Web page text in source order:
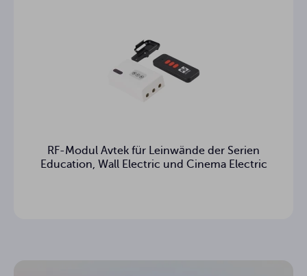
RF-Modul Avtek für Leinwände der Serien
Education, Wall Electric und Cinema Electric